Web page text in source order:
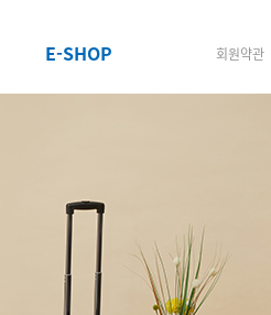
E-SHOP 회원약관